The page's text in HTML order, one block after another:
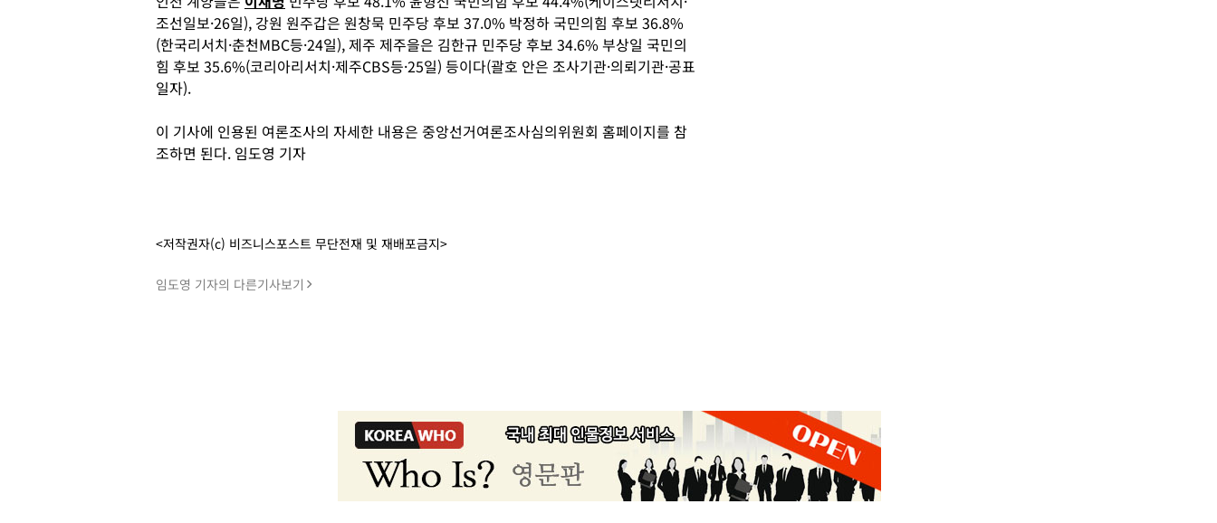
조선일보·26일), 강원 원주갑은 원창묵 민주당 후보 37.0% 박정하 국민의힘 후보 36.8%
(한국리서치·춘천MBC등·24일), 제주 제주을은 김한규 민주당 후보 34.6% 부상일 국민의
힘 후보 35.6%(코리아리서치·제주CBS등·25일) 등이다(괄호 안은 조사기관·의뢰기관·공표
일자).
이 기사에 인용된 여론조사의 자세한 내용은 중앙선거여론조사심의위원회 홈페이지를 참
조하면 된다. 임도영 기자
<저작권자(c) 비즈니스포스트 무단전재 및 재배포금지>
임도영 기자의 다른기사보기